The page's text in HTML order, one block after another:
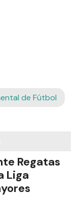
de Fútbol
Regatas
Liga